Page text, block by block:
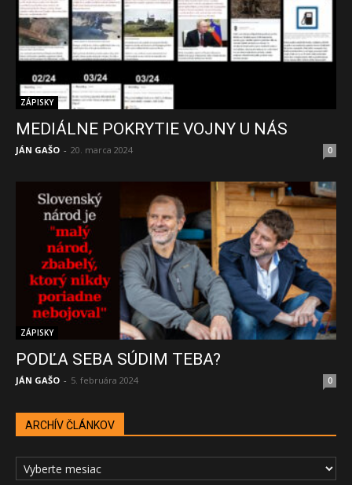
ZÁPISKY
MEDIÁLNE POKRYTIE VOJNY U NÁS
JÁN GAŠO - 20. marca 2024 0
ZÁPISKY
PODĽA SEBA SÚDIM TEBA?
JÁN GAŠO - 5. februára 2024 0
ARCHÍV ČLÁNKOV
ARCHÍV
ČLÁNKOV